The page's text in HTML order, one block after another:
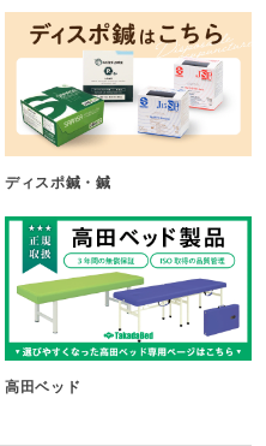
ディスポ鍼・鍼
高田ベッド